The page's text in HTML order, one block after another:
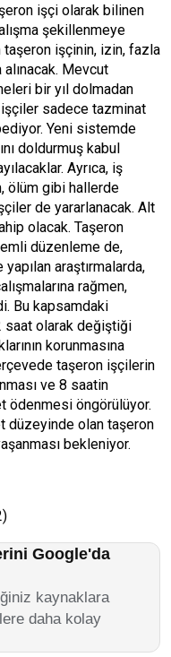
işçi olarak bilinen
şekillenmeye
taşeron işçinin, izin, fazla
Mevcut
bir yıl dolmadan
sadece tazminat
Yeni sistemde
doldurmuş kabul
Ayrıca, iş
ölüm gibi hallerde
de yararlanacak. Alt
olacak. Taşeron
düzenleme de,
araştırmalarda,
rağmen,
Bu kapsamdaki
saat olarak değiştiği
korunmasına
taşeron işçilerin
ve 8 saatin
ödenmesi öngörülüyor.
düzeyinde olan taşeron
bekleniyor.
Google'da
kaynaklara
daha kolay